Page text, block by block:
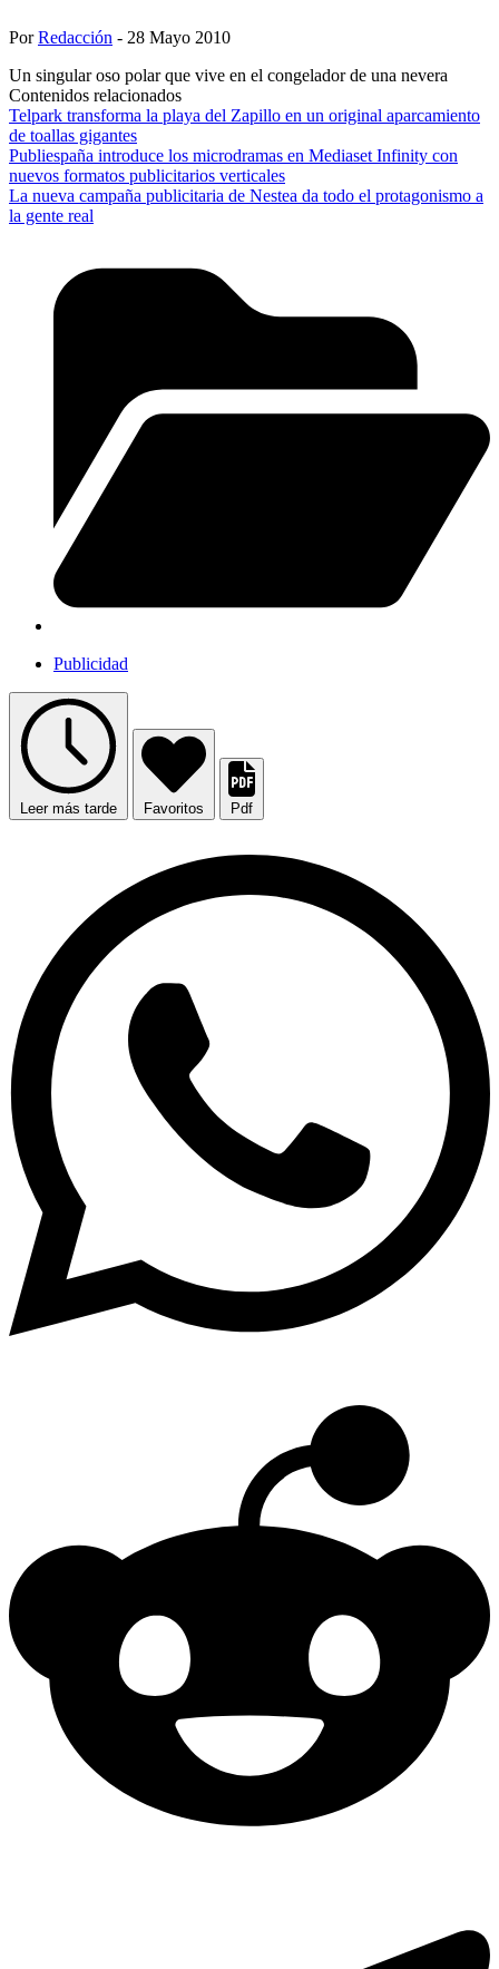
PorRedacción - 28 Mayo 2010
Un singular oso polar que vive en el congelador de una nevera
Contenidos relacionados
Telpark transforma la playa del Zapillo en un original aparcamiento
de toallas gigantes
Publiespaña introduce los microdramas en Mediaset Infinity con
nuevos formatos publicitarios verticales
La nueva campaña publicitaria de Nestea da todo el protagonismo a
la gente real
Publicidad
Leer más tarde Favoritos Pdf